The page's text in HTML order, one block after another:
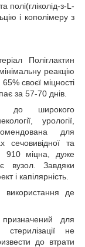
полі(гліколід-з-L-
і кополімеру з
Поліглактин
реакцію
своєї міцності
за 57-70 днів.
до широкого
урології,
для
сечовивідної та
910 міцна, дуже
вузол. Завдяки
і капілярність.
використання де
призначений для
стерилізації не
до втрати